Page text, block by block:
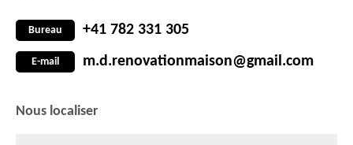
Bureau +41 782 331 305
E-mail m.d.renovationmaison@gmail.com
Nous localiser